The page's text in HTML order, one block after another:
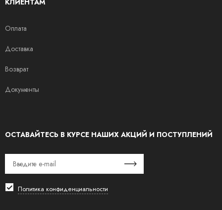
КЛИЕНТАМ
Оплата
Доставка
Возврат
Документы
ОСТАВАЙТЕСЬ В КУРСЕ НАШИХ АКЦИЙ И ПОСТУПЛЕНИЙ
Политика конфиденциальности